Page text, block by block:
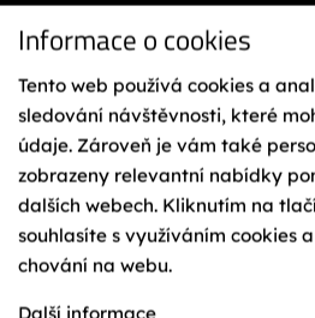
Ochrana
Reklamační
Vázání na
Obchodní
Cookies
Informace o cookies
Tento web používá cookies a
sledování návštěvnosti, které
údaje. Zároveň je vám také
zobrazeny relevantní nabídky
dalších webech. Kliknutím na
souhlasíte s využíváním cookies
chování na webu.
Další informace